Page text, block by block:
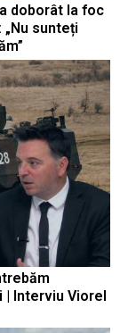
doborât la foc
sunteți
| Interviu Viorel